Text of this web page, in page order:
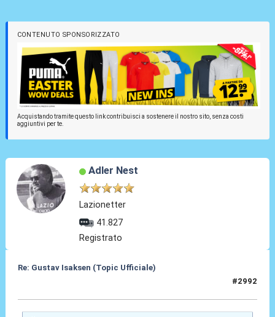
CONTENUTO SPONSORIZZATO
Acquistando tramite questo link contribuisci a sostenere il nostro sito, senza costi
aggiuntivi per te.
Adler Nest
Lazionetter
41.827
Registrato
Re: Gustav Isaksen (Topic Ufficiale)
#2992